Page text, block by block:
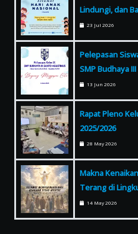
Lindungi, dan
23 Jul 2026
Pelepasan
SMP Budhaya
13 Jun 2026
Rapat Pleno
2025/2026
28 May 2026
Makna
Terang di
14 May 2026